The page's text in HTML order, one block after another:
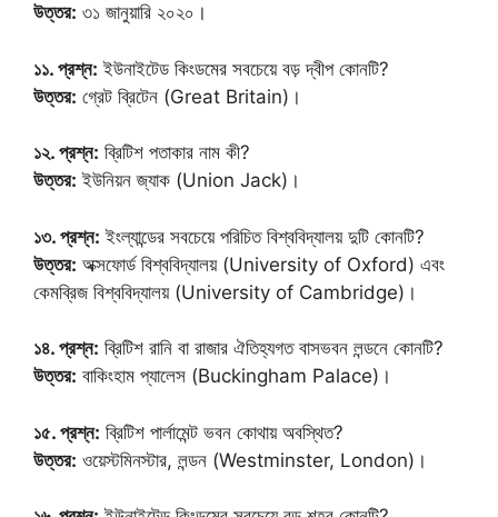
উত্তর: ৩১ জানুয়ারি ২০২০।
১১. প্রশ্ন: ইউনাইটেড কিংডমের সবচেয়ে বড় দ্বীপ কোনটি?
উত্তর: গ্রেট ব্রিটেন (Great Britain)।
১২. প্রশ্ন: ব্রিটিশ পতাকার নাম কী?
উত্তর: ইউনিয়ন জ্যাক (Union Jack)।
১৩. প্রশ্ন: ইংল্যান্ডের সবচেয়ে পরিচিত বিশ্ববিদ্যালয় দুটি কোনটি?
উত্তর: অক্সফোর্ড বিশ্ববিদ্যালয় (University of Oxford) এবং
কেমব্রিজ বিশ্ববিদ্যালয় (University of Cambridge)।
১৪. প্রশ্ন: ব্রিটিশ রানি বা রাজার ঐতিহ্যগত বাসভবন লন্ডনে কোনটি?
উত্তর: বাকিংহাম প্যালেস (Buckingham Palace)।
১৫. প্রশ্ন: ব্রিটিশ পার্লামেন্ট ভবন কোথায় অবস্থিত?
উত্তর: ওয়েস্টমিনস্টার, লন্ডন (Westminster, London)।